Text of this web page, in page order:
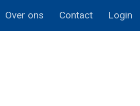
Over ons Contact Login